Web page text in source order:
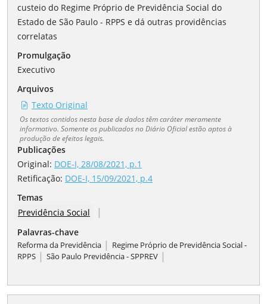
custeio do Regime Próprio de Previdência Social do
Estado de São Paulo - RPPS e dá outras providências
correlatas
Promulgação
Executivo
Arquivos
Texto Original
Os textos contidos nesta base de dados têm caráter meramente
informativo. Somente os publicados no Diário Oficial estão aptos à
produção de efeitos legais.
Publicações
Original: DOE-I, 28/08/2021, p.1
Retificação: DOE-I, 15/09/2021, p.4
Temas
Previdência Social
|
Palavras-chave
Reforma da Previdência | Regime Próprio de Previdência Social -
RPPS | São Paulo Previdência - SPPREV |